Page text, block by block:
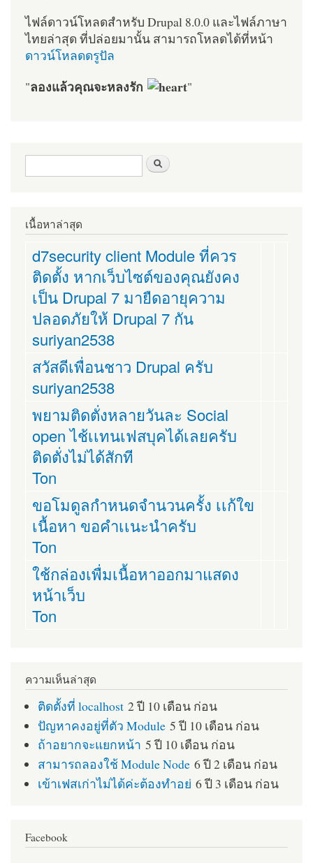
ไฟล์ดาวน์โหลดสำหรับ Drupal 8.0.0 และไฟล์ภาษา
ไทยล่าสุด ที่ปล่อยมานั้น สามารถโหลดได้ที่หน้า
ดาวน์โหลดดรูปัล
"ลองแล้วคุณจะหลงรัก "
ฟอร์มค้นหา
เนื้อหาล่าสุด
d7security client Module ที่ควร
ติดตั้ง หากเว็บไซต์ของคุณยังคง
เป็น Drupal 7 มายืดอายุความ
ปลอดภัยให้ Drupal 7 กัน
suriyan2538
สวัสดีเพื่อนชาว Drupal ครับ
suriyan2538
พยามติดตั่งหลายวันละ Social
open ไช้เเทนเฟสบุคได้เลยครับ
ติดตั่งไม่ได้สักที
Ton
ขอโมดูลกำหนดจำนวนครั้ง เเก้ใข
เนื้อหา ขอคำเเนะนำครับ
Ton
ใช้กล่องเพื่มเนื้อหาออกมาแสดง
หน้าเว็บ
Ton
ความเห็นล่าสุด
ติดตั้งที่ localhost 2 ปี 10 เดือน ก่อน
ปัญหาคงอยู่ที่ตัว Module 5 ปี 10 เดือน ก่อน
ถ้าอยากจะแยกหน้า 5 ปี 10 เดือน ก่อน
สามารถลองใช้ Module Node 6 ปี 2 เดือน ก่อน
เข้าเฟสเก่าไม่ได้ค่ะต้องทำอย่ 6 ปี 3 เดือน ก่อน
Facebook